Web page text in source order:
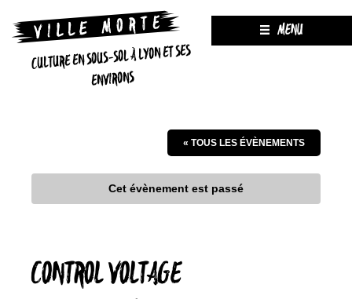
CULTURE EN SOUS-SOL À LYON ET SES
ENVIRONS
MENU
« TOUS LES ÉVÈNEMENTS
Cet évènement est passé
CONTROL VOLTAGE